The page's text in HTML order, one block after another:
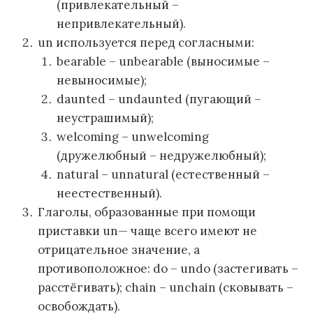
(привлекательный –
непривлекательный).
un используется перед согласными:
bearable – unbearable (выносимые –
невыносимые);
daunted – undaunted (пугающий –
неустрашимый);
welcoming – unwelcoming
(дружелюбный – недружелюбный);
natural – unnatural (естественный –
неестественный).
Глаголы, образованные при помощи
приставки un— чаще всего имеют не
отрицательное значение, а
противоположное: do – undo (застегивать –
расстёгивать); chain – unchain (сковывать –
освобождать).